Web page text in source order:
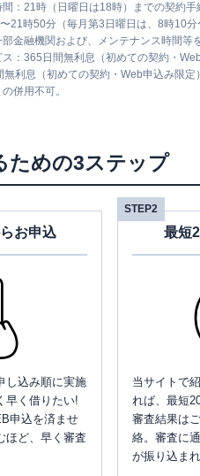
：21時（日曜日は18時）までの契約
21時50分（毎月第3日曜日は、8時10
金融機関および、メンテナンス時間等
：365日間無利息（初めての契約・
利息（初めての契約・Web申込み限
併用不可。
ための3ステップ
お申込
し込み順に実施
早く借りたい!
申込を済ませ
ほど、早く審査
STEP2
最短
当サイトで
れば、最短
審査結果は
絡。審査に
が振り込まれ